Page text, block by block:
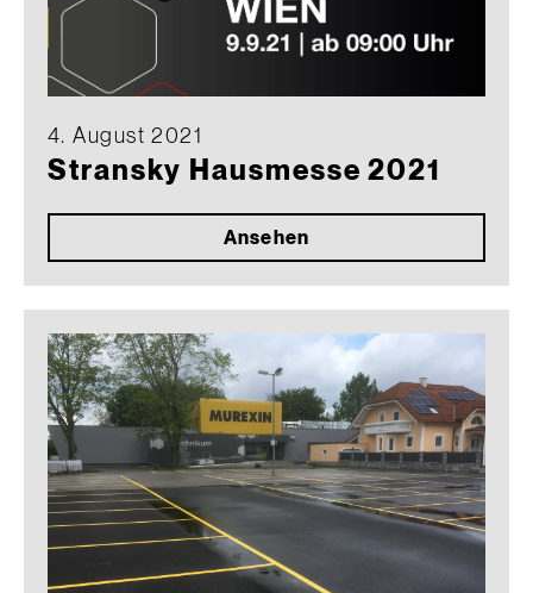
4. August 2021
Stransky Hausmesse 2021
Ansehen